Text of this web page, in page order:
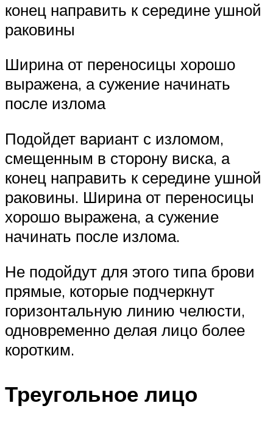
конец направить к середине ушной
раковины
Ширина от переносицы хорошо
выражена, а сужение начинать
после излома
Подойдет вариант с изломом,
смещенным в сторону виска, а
конец направить к середине ушной
раковины. Ширина от переносицы
хорошо выражена, а сужение
начинать после излома.
Не подойдут для этого типа брови
прямые, которые подчеркнут
горизонтальную линию челюсти,
одновременно делая лицо более
коротким.
Треугольное лицо